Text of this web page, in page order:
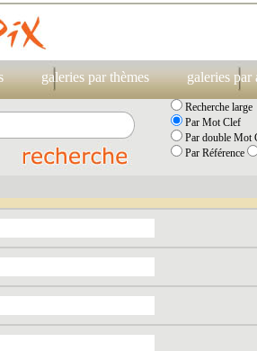
galeries par thèmes galeries par
Recherche large
Par Mot Clef
Par double Mot
Par Référence